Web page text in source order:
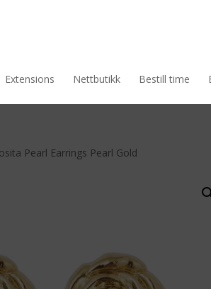
Extensions Nettbutikk Bestill time
Pearl Earrings Pearl Gold